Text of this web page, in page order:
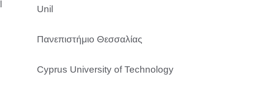
Unil
Πανεπιστήμιο Θεσσαλίας
Cyprus University of Technology